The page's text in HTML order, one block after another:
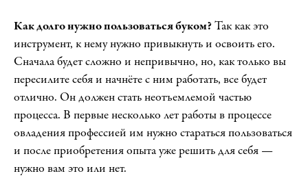
Как долго нужно пользоваться буком?Так как это
инструмент, к нему нужно привыкнуть и освоить его.
Сначала будет сложно и непривычно, но, как только вы
пересилите себя и начнёте с ним работать, все будет
отлично. Он должен стать неотъемлемой частью
процесса. В первые несколько лет работы в процессе
овладения профессией им нужно стараться пользоваться
и после приобретения опыта уже решить для себя —
нужно вам это или нет.